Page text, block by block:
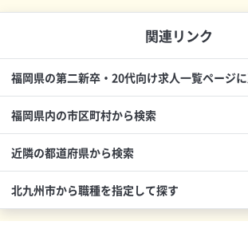
関連リンク
福岡県の第二新卒・20代向け求人一覧ページ
福岡県内の市区町村から検索
近隣の都道府県から検索
北九州市から職種を指定して探す